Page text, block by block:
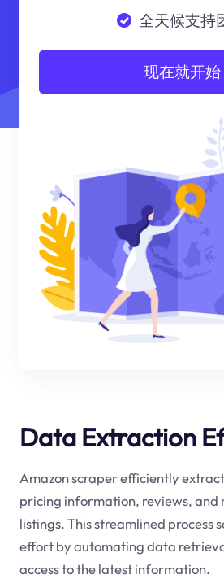
全天候支持
现在就开始
Data Extraction
Amazon scraper efficiently
pricing information, reviews, and
listings. This streamlined process
effort by automating data
access to the latest information.